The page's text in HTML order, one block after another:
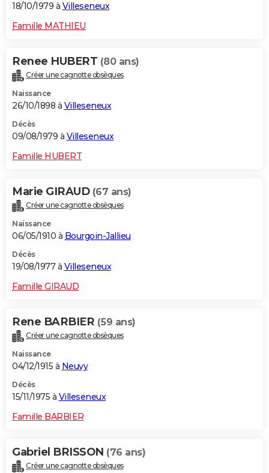
18/10/1979 à Villeseneux
Famille MATHIEU
Renee HUBERT (80 ans)
Créer une cagnotte obsèques
Naissance
26/10/1898 à Villeseneux
Décès
09/08/1979 à Villeseneux
Famille HUBERT
Marie GIRAUD (67 ans)
Créer une cagnotte obsèques
Naissance
06/05/1910 à Bourgoin-Jallieu
Décès
19/08/1977 à Villeseneux
Famille GIRAUD
Rene BARBIER (59 ans)
Créer une cagnotte obsèques
Naissance
04/12/1915 à Neuvy
Décès
15/11/1975 à Villeseneux
Famille BARBIER
Gabriel BRISSON (76 ans)
Créer une cagnotte obsèques